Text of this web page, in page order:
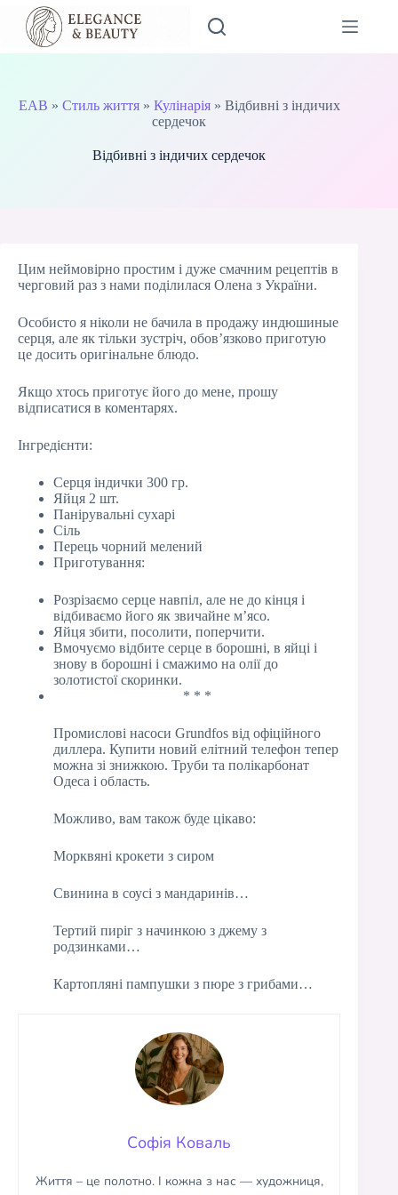
Перейти
вмісту
EAB » Стиль життя» Кулінарія» Відбивні з індичих
сердечок
Відбивні з індичих сердечок
Цим неймовірно простим і дуже смачним рецептів в
черговий раз з нами поділилася Олена з України.
Особисто я ніколи не бачила в продажу индюшиные
серця, але як тільки зустріч, обов’язково приготую
це досить оригінальне блюдо.
Якщо хтось приготує його до мене, прошу
відписатися в коментарях.
Інгредієнти:
Серця індички 300 гр.
Яйця 2 шт.
Панірувальні сухарі
Сіль
Перець чорний мелений
Приготування:
Розрізаємо серце навпіл, але не до кінця і
відбиваємо його як звичайне м’ясо.
Яйця збити, посолити, поперчити.
Вмочуємо відбите серце в борошні, в яйці і
знову в борошні і смажимо на олії до
золотистої скоринки.
* * *
Промислові насоси Grundfos від офіційного
диллера. Купити новий елітний телефон тепер
можна зі знижкою. Труби та полікарбонат
Одеса і область.
Можливо, вам також буде цікаво:
Морквяні крокети з сиром
Свинина в соусі з мандаринів…
Тертий пиріг з начинкою з джему з
родзинками…
Картопляні пампушки з пюре з грибами…
Софія Коваль
Життя – це полотно. І кожна з нас — художниця,